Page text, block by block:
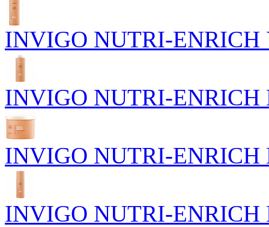
INVIGO NUTRI-ENRICH
INVIGO NUTRI-ENRICH
INVIGO NUTRI-ENRICH
INVIGO NUTRI-ENRICH